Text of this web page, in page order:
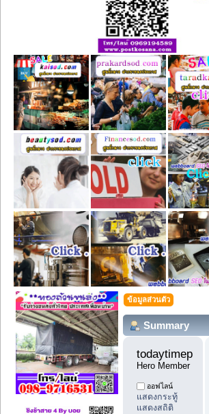
ข้อมูลส่วนตัว
Summary
Hero Member
ออฟไลน์
แสดงกระทู้
แสดงสถิติ